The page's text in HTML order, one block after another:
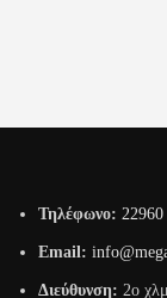
Τηλέφωνο:
Email:
Διεύθυνση: 2o